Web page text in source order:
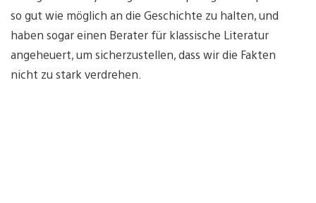
so gut wie möglich an die Geschichte zu halten, und
haben sogar einen Berater für klassische Literatur
angeheuert, um sicherzustellen, dass wir die Fakten
nicht zu stark verdrehen.